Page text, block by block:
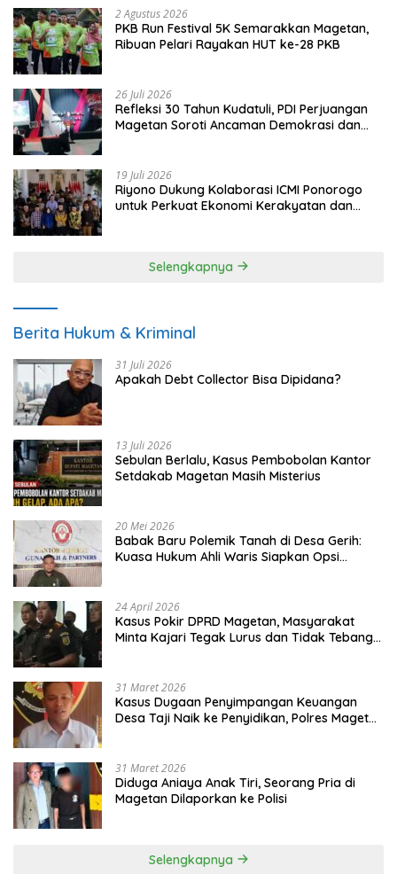
2 Agustus 2026
PKB Run Festival 5K Semarakkan Magetan,
Ribuan Pelari Rayakan HUT ke-28 PKB
26 Juli 2026
Refleksi 30 Tahun Kudatuli, PDI Perjuangan
Magetan Soroti Ancaman Demokrasi dan
19 Juli 2026
Riyono Dukung Kolaborasi ICMI Ponorogo
untuk Perkuat Ekonomi Kerakyatan dan
Selengkapnya
Berita Hukum & Kriminal
31 Juli 2026
Apakah Debt Collector Bisa Dipidana?
13 Juli 2026
Sebulan Berlalu, Kasus Pembobolan Kantor
Setdakab Magetan Masih Misterius
20 Mei 2026
Babak Baru Polemik Tanah di Desa Gerih:
Kuasa Hukum Ahli Waris Siapkan Opsi
24 April 2026
Kasus Pokir DPRD Magetan, Masyarakat
Minta Kajari Tegak Lurus dan Tidak Tebang
31 Maret 2026
Kasus Dugaan Penyimpangan Keuangan
Desa Taji Naik ke Penyidikan, Polres Magetan
31 Maret 2026
Diduga Aniaya Anak Tiri, Seorang Pria di
Magetan Dilaporkan ke Polisi
Selengkapnya